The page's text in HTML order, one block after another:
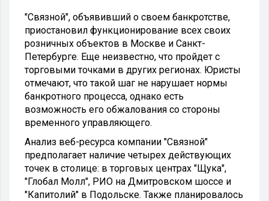
"Связной", объявивший о своем банкротстве,
приостановил функционирование всех своих
розничных объектов в Москве и Санкт-
Петербурге. Еще неизвестно, что пройдет с
торговыми точками в других регионах. Юристы
отмечают, что такой шаг не нарушает нормы
банкротного процесса, однако есть
возможность его обжалования со стороны
временного управляющего.
Анализ веб-ресурса компании "Связной"
предполагает наличие четырех действующих
точек в столице: в торговых центрах "Щука",
"Глобал Молл", РИО на Дмитровском шоссе и
"Капитолий" в Подольске. Также планировалось